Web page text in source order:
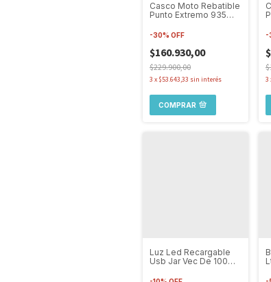
Casco Moto Rebatible
Punto Extremo 935
-30% OFF
$160.930,00
$229.900,00
3 x $53.643,33 sin interés
COMPRAR
-
3
Luz Led Recargable
Usb Jar Vec De 100